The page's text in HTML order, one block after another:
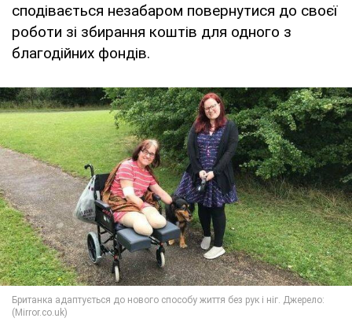
сподівається незабаром повернутися до своєї
роботи зі збирання коштів для одного з
благодійних фондів.